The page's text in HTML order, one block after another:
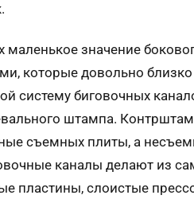
значение
которые довольно близко
систему биговочных
штампа.
съемных плиты, а
каналы делают из
пластины, слоистые